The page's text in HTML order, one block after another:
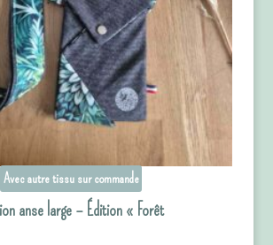
Avec autre tissu sur commande
anse large – Édition « Forêt